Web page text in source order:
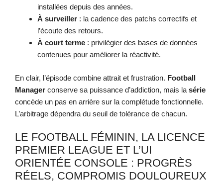
installées depuis des années.
À surveiller : la cadence des patchs correctifs et
l’écoute des retours.
À court terme : privilégier des bases de données
contenues pour améliorer la réactivité.
En clair, l’épisode combine attrait et frustration. Football
Manager conserve sa puissance d’addiction, mais la série
concède un pas en arrière sur la complétude fonctionnelle.
L’arbitrage dépendra du seuil de tolérance de chacun.
LE FOOTBALL FÉMININ, LA LICENCE
PREMIER LEAGUE ET L’UI
ORIENTÉE CONSOLE : PROGRÈS
RÉELS, COMPROMIS DOULOUREUX